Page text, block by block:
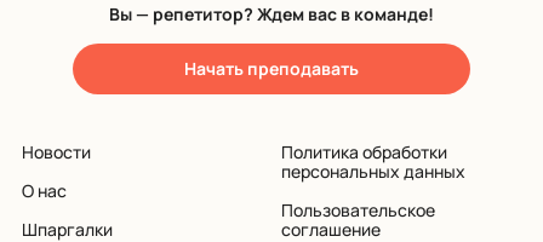
Вы — репетитор? Ждем вас в команде!
Начать преподавать
Новости
О нас
Шпаргалки
Политика обработки
персональных данных
Пользовательское
соглашение